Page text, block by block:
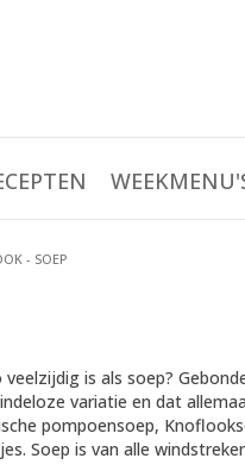
- SOEP
is als soep?
variatie en dat
pompoensoep,
Soep is van alle